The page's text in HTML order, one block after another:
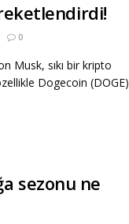
0
Musk, sıkı bir kripto
Dogecoin (DOGE)
sezonu ne